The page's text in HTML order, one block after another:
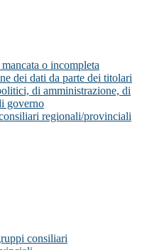
o incompleta
dei dati da parte dei titolari
di amministrazione, di
governo
regionali/provinciali
consiliari